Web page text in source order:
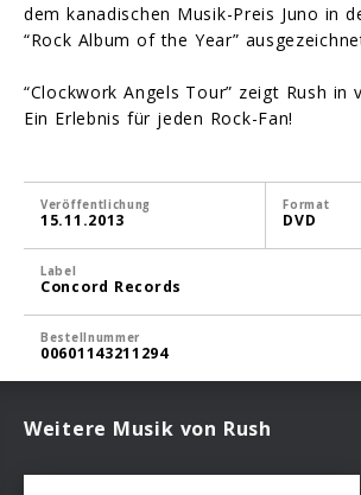
dem kanadischen Musik-Preis Juno in
“Rock Album of the Year”
“Clockwork Angels Tour” zeigt Rush in
Ein Erlebnis für jeden Rock-Fan!
Veröffentlichung
15.11.2013
Format
DVD
Label
Concord Records
Bestellnummer
00601143211294
Weitere Musik von Rush